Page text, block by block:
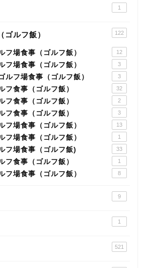
1
ゴルフ飯） 122
フ場食事（ゴルフ飯） 12
フ場食事（ゴルフ飯） 3
ルフ場食事（ゴルフ飯） 3
フ食事（ゴルフ飯） 32
フ食事（ゴルフ飯） 2
フ食事（ゴルフ飯） 3
フ場食事（ゴルフ飯） 13
フ場食事（ゴルフ飯） 1
フ場食事（ゴルフ飯) 33
フ食事（ゴルフ飯） 1
フ場食事（ゴルフ飯） 8
9
1
521